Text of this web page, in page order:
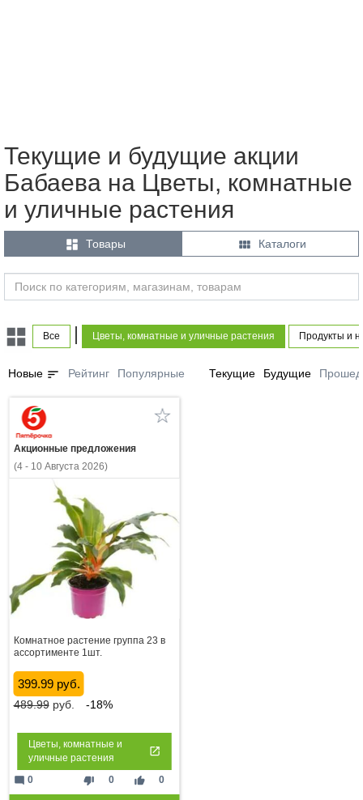
Текущие и будущие акции
Бабаева на Цветы, комнатные
и уличные растения
 Товары  Каталоги
Все Цветы, комнатные и уличные растения Продукты и
Новые sort Рейтинг Популярные Текущие Будущие
Акционные предложения
(4 - 10 Августа 2026)
Комнатное растение группа 23 в
ассортименте 1шт.
399.99 руб.
489.99руб. -18%
Цветы, комнатные и
уличные растения
thumb_down 0 thumb_up 0
mode_comment 0